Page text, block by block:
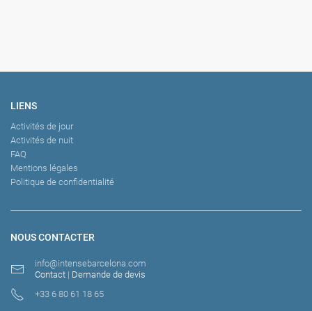
NOUS CONTACTER
info@intensebarcelona.com
Contact | Demande de devis
+33 6 80 61 18 65
LIENS
Activités de jour
Activités de nuit
FAQ
Mentions légales
Politique de confidentialité